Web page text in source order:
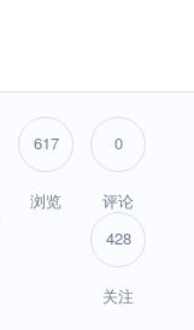
617
浏览
0
评论
428
关注